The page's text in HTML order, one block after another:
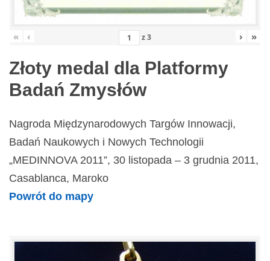
« ‹ z3 › »
Złoty medal dla Platformy
Badań Zmysłów
Nagroda Międzynarodowych Targów Innowacji,
Badań Naukowych i Nowych Technologii
„MEDINNOVA 2011”, 30 listopada – 3 grudnia 2011,
Casablanca, Maroko
Powrót do mapy